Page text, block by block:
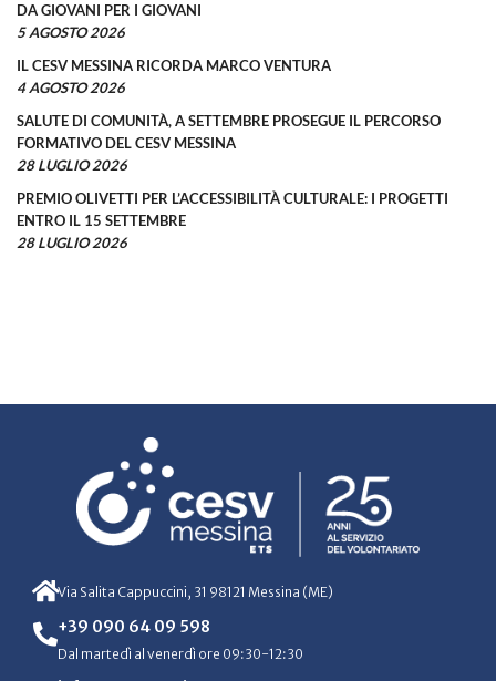
DA GIOVANI PER I GIOVANI
5 AGOSTO 2026
IL CESV MESSINA RICORDA MARCO VENTURA
4 AGOSTO 2026
SALUTE DI COMUNITÀ, A SETTEMBRE PROSEGUE IL PERCORSO
FORMATIVO DEL CESV MESSINA
28 LUGLIO 2026
PREMIO OLIVETTI PER L’ACCESSIBILITÀ CULTURALE: I PROGETTI
ENTRO IL 15 SETTEMBRE
28 LUGLIO 2026
Via Salita Cappuccini, 31 98121 Messina (ME)
+39 090 64 09 598
Dal martedì al venerdì ore 09:30-12:30